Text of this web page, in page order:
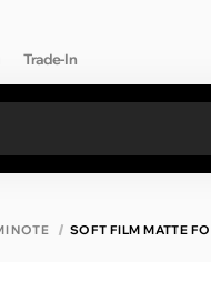
Trade-In
NOTE SOFT FILM MATTE